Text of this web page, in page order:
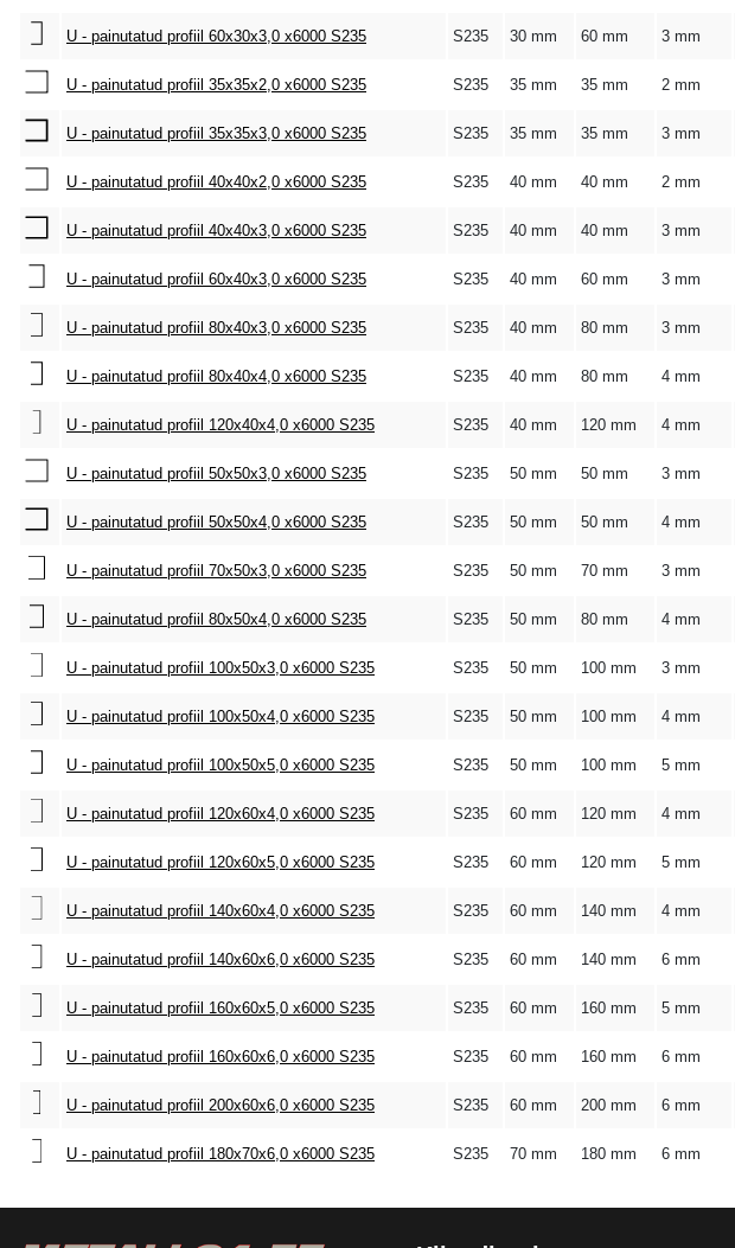
U - painutatud profiil 60x30x3,0 x6000 S235 S235 30 mm 60 mm 3 mm
U - painutatud profiil 35x35x2,0 x6000 S235 S235 35 mm 35 mm 2 mm
U - painutatud profiil 35x35x3,0 x6000 S235 S235 35 mm 35 mm 3 mm
U - painutatud profiil 40x40x2,0 x6000 S235 S235 40 mm 40 mm 2 mm
U - painutatud profiil 40x40x3,0 x6000 S235 S235 40 mm 40 mm 3 mm
U - painutatud profiil 60x40x3,0 x6000 S235 S235 40 mm 60 mm 3 mm
U - painutatud profiil 80x40x3,0 x6000 S235 S235 40 mm 80 mm 3 mm
U - painutatud profiil 80x40x4,0 x6000 S235 S235 40 mm 80 mm 4 mm
U - painutatud profiil 120x40x4,0 x6000 S235 S235 40 mm 120 mm 4 mm
U - painutatud profiil 50x50x3,0 x6000 S235 S235 50 mm 50 mm 3 mm
U - painutatud profiil 50x50x4,0 x6000 S235 S235 50 mm 50 mm 4 mm
U - painutatud profiil 70x50x3,0 x6000 S235 S235 50 mm 70 mm 3 mm
U - painutatud profiil 80x50x4,0 x6000 S235 S235 50 mm 80 mm 4 mm
U - painutatud profiil 100x50x3,0 x6000 S235 S235 50 mm 100 mm 3 mm
U - painutatud profiil 100x50x4,0 x6000 S235 S235 50 mm 100 mm 4 mm
U - painutatud profiil 100x50x5,0 x6000 S235 S235 50 mm 100 mm 5 mm
U - painutatud profiil 120x60x4,0 x6000 S235 S235 60 mm 120 mm 4 mm
U - painutatud profiil 120x60x5,0 x6000 S235 S235 60 mm 120 mm 5 mm
U - painutatud profiil 140x60x4,0 x6000 S235 S235 60 mm 140 mm 4 mm
U - painutatud profiil 140x60x6,0 x6000 S235 S235 60 mm 140 mm 6 mm
U - painutatud profiil 160x60x5,0 x6000 S235 S235 60 mm 160 mm 5 mm
U - painutatud profiil 160x60x6,0 x6000 S235 S235 60 mm 160 mm 6 mm
U - painutatud profiil 200x60x6,0 x6000 S235 S235 60 mm 200 mm 6 mm
U - painutatud profiil 180x70x6,0 x6000 S235 S235 70 mm 180 mm 6 mm